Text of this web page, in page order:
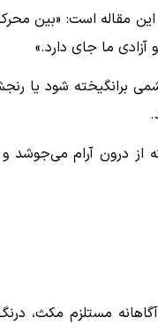
این مقاله است: «بین
ما جای دارد.»
برانگیخته شود یا
از درون آرام می‌جوشد
مستلزم مکث،